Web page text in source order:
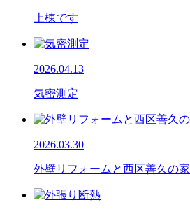
上棟です
2026.04.13
気密測定
2026.03.30
外壁リフォームと西区善久の家